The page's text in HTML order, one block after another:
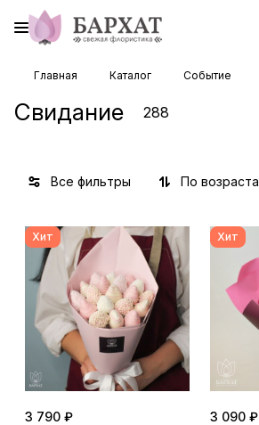
Главная Каталог Событие
Свидание 288
Все фильтры
Хит
3 790 ₽
Хит
3 090 ₽